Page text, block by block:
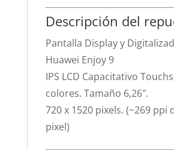
Descripción del
Pantalla Display y
Huawei Enjoy 9
IPS LCD Capacitativo
colores. Tamaño 6,26″.
720 x 1520 pixels. (~269 ppi
pixel)